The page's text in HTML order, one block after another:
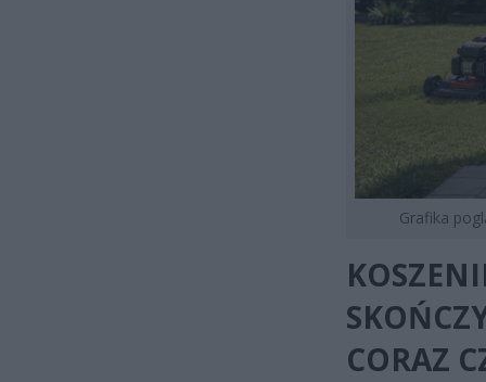
Grafika
CORAZ